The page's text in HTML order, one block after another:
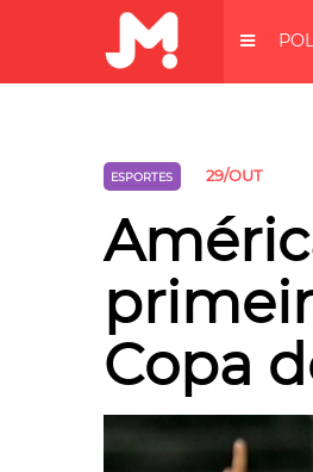
ESPORTES 29/OUT
Copa